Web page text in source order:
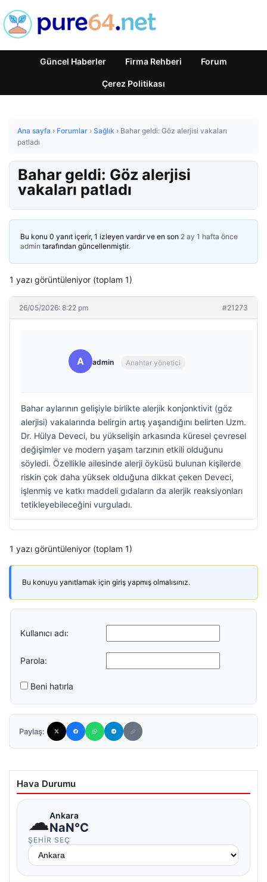
Güncel Haberler Firma Rehberi Forum
Çerez Politikası
Ana sayfa › Forumlar › Sağlık › Bahar geldi: Göz alerjisi vakaları
patladı
Bahar geldi: Göz alerjisi
vakaları patladı
Bu konu 0 yanıt içerir, 1 izleyen vardır ve en son 2 ay 1 hafta önce
admin tarafından güncellenmiştir.
1 yazı görüntüleniyor (toplam 1)
26/05/2026: 8:22 pm #21273
A admin Anahtar yönetici
Bahar aylarının gelişiyle birlikte alerjik konjonktivit (göz
alerjisi) vakalarında belirgin artış yaşandığını belirten Uzm.
Dr. Hülya Deveci, bu yükselişin arkasında küresel çevresel
değişimler ve modern yaşam tarzının etkili olduğunu
söyledi. Özellikle ailesinde alerji öyküsü bulunan kişilerde
riskin çok daha yüksek olduğuna dikkat çeken Deveci,
işlenmiş ve katkı maddeli gıdaların da alerjik reaksiyonları
tetikleyebileceğini vurguladı.
1 yazı görüntüleniyor (toplam 1)
Bu konuyu yanıtlamak için giriş yapmış olmalısınız.
Kullanıcı adı:
Parola:
Beni hatırla
Paylaş:
Hava Durumu
☁Ankara
NaN°C
ŞEHIR SEÇ